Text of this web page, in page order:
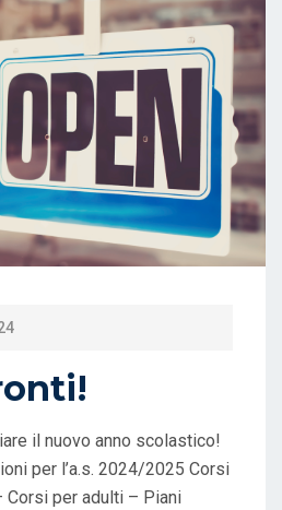
il nuovo anno scolastico!
per l’a.s. 2024/2025 Corsi
Corsi per adulti – Piani